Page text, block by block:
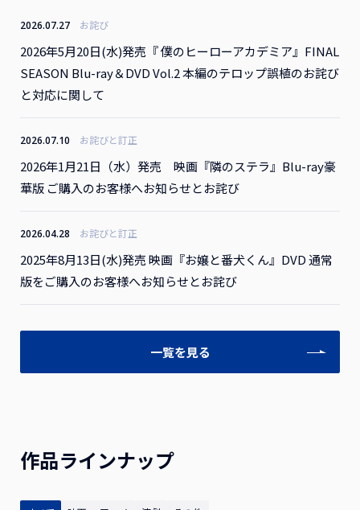
2026.07.27 お詫び
2026年5月20日(水)発売『 僕のヒーローアカデミア』FINAL
SEASON Blu-ray＆DVD Vol.2 本編のテロップ誤植のお詫び
と対応に関して
2026.07.10 お詫びと訂正
2026年1月21日（水）発売 映画『隣のステラ』Blu-ray豪
華版 ご購入のお客様へお知らせとお詫び
2026.04.28 お詫びと訂正
2025年8月13日(水)発売 映画『お嬢と番犬くん』DVD 通常
版をご購入のお客様へお知らせとお詫び
一覧を見る
作品ラインナップ